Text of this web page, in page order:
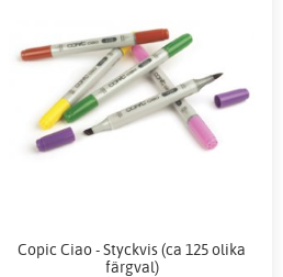
Copic Ciao - Styckvis (ca 125 olika
färgval)